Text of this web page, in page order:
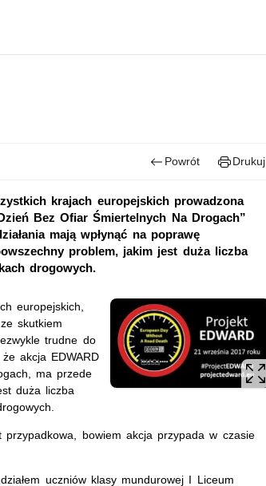
Powrót Drukuj
krajach europejskich prowadzona
Bez Ofiar Śmiertelnych Na Drogach”
mają wpłynąć na poprawę
problem, jakim jest duża liczba
drogowych.
europejskich,
skutkiem
trudne do
akcja EDWARD
ma przede
duża liczba
bowiem akcja przypada w czasie
uczniów klasy mundurowej I Liceum